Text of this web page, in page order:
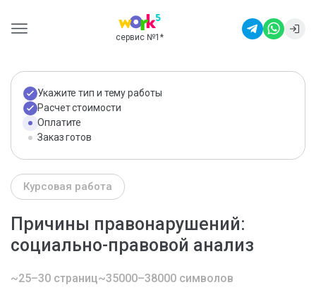
сервис №1 *
Укажите тип и тему работы
Расчет стоимости
Оплатите
Заказ готов
Курсовая работа
Причины правонарушений:
социально-правовой анализ
~25–30 страниц~35000–38000 символов